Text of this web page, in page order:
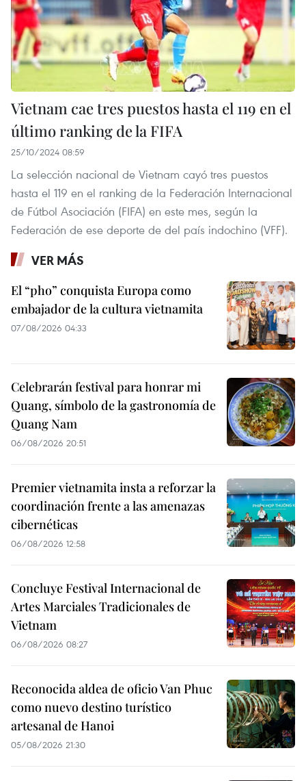
Vietnam cae tres puestos hasta el 119 en el
último ranking de la FIFA
25/10/2024 08:59
La selección nacional de Vietnam cayó tres puestos
hasta el 119 en el ranking de la Federación Internacional
de Fútbol Asociación (FIFA) en este mes, según la
Federación de ese deporte de del país indochino (VFF).
VER MÁS
El “pho” conquista Europa como
embajador de la cultura vietnamita
07/08/2026 04:33
Celebrarán festival para honrar mi
Quang, símbolo de la gastronomía de
Quang Nam
06/08/2026 20:51
Premier vietnamita insta a reforzar la
coordinación frente a las amenazas
cibernéticas
06/08/2026 12:58
Concluye Festival Internacional de
Artes Marciales Tradicionales de
Vietnam
06/08/2026 08:27
Reconocida aldea de oficio Van Phuc
como nuevo destino turístico
artesanal de Hanoi
05/08/2026 21:30